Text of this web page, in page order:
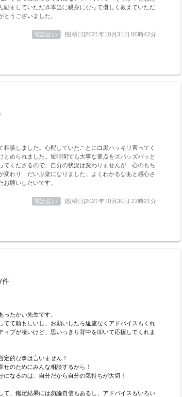
励ましていただき本当に親身になって優しく教えていただ
とうございました。
電話占い [投稿日]2021年10月31日 00時42分
相談しました。心配していたことに白黒ハッキリ言ってく
とめられました。短時間でも大事な要点をズバッズバッと
てくださるので、自分の状況は変わりませんが 心のもち
変わり だいぶ楽になりました。よくわかるなあと感心さ
お願いしたいです。
電話占い [投稿日]2021年10月30日 23時21分
件
ったかい先生です。
てて頼もしいし、お願いしたら遠慮なくアドバイスもくれ
ィブが凄いけど、思いっきり背中を叩いて応援してくれま
定的な事は言いません！
せのためにみんな相談するから！
になるのは、自分だから自分の気持ちが大切！
て、鑑定結果には勿論自信もあるし、アドバイスもいろい